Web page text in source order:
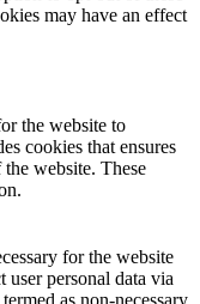
may have an effect
the website to
cookies that ensures
website. These
for the website
personal data via